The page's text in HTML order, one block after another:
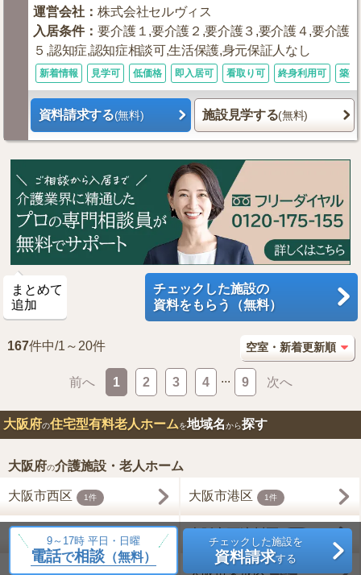
運営会社 ：株式会社セルヴィス
入居条件：要介護１,要介護２,要介護３,要介護４,要介護
５,認知症,認知症相談可,生活保護,身元保証人なし
新着情報 見学可 低価格 即入居可 看取り可 終身利用可 築浅
資料請求する(無料) 施設見学する(無料)
まとめて
追加
チェックした施設の
資料をもらう（無料）
9～17時 平日・日曜
電話で相談（無料）
チェックした施設を
資料請求する
167件中/1～20件
前へ 1 2 3 4 ... 9 次へ
大阪府の住宅型有料老人ホームを地域名から探す
大阪府の介護施設・老人ホーム
大阪市西区 1件 大阪市港区 1件
大阪市浪速区 1件 大阪市西淀川区 2件
大阪市東淀川区 大阪市東成区